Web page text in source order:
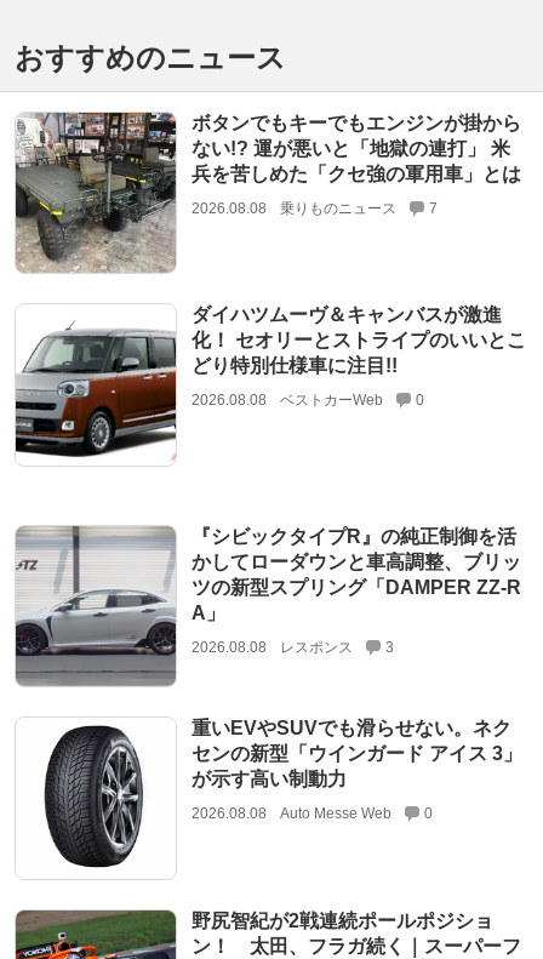
おすすめのニュース
ボタンでもキーでもエンジンが掛から
ない!? 運が悪いと「地獄の連打」 米
兵を苦しめた「クセ強の軍用車」とは
2026.08.08 乗りものニュース 7
ダイハツムーヴ＆キャンバスが激進
化！ セオリーとストライプのいいとこ
どり特別仕様車に注目!!
2026.08.08 ベストカーWeb 0
『シビックタイプR』の純正制御を活
かしてローダウンと車高調整、ブリッ
ツの新型スプリング「DAMPER ZZ-R
A」
2026.08.08 レスポンス 3
重いEVやSUVでも滑らせない。ネク
センの新型「ウインガード アイス 3」
が示す高い制動力
2026.08.08 Auto Messe Web 0
野尻智紀が2戦連続ポールポジショ
ン！ 太田、フラガ続く｜スーパーフ